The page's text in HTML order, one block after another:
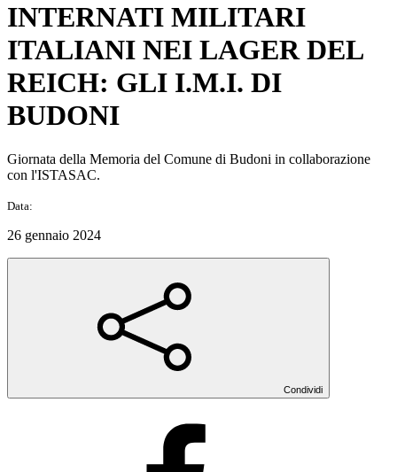
INTERNATI MILITARI
ITALIANI NEI LAGER DEL
REICH: GLI I.M.I. DI
BUDONI
Giornata della Memoria del Comune di Budoni in collaborazione
con l'ISTASAC.
Data:
26 gennaio 2024
Condividi